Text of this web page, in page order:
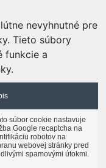
nevyhnutné pre
Tieto súbory
funkcie a
súbor cookie nastavuje
Google recaptcha na
robotov na
webovej stránky pred
spamovými útokmi.